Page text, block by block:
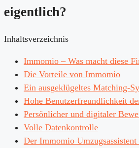
eigentlich?
Inhaltsverzeichnis
Immomio – Was macht diese
Die Vorteile von Immomio
Ein ausgeklügeltes Matching-
Hohe Benutzerfreundlichkeit
Persönlicher und digitaler
Volle Datenkontrolle
Der Immomio